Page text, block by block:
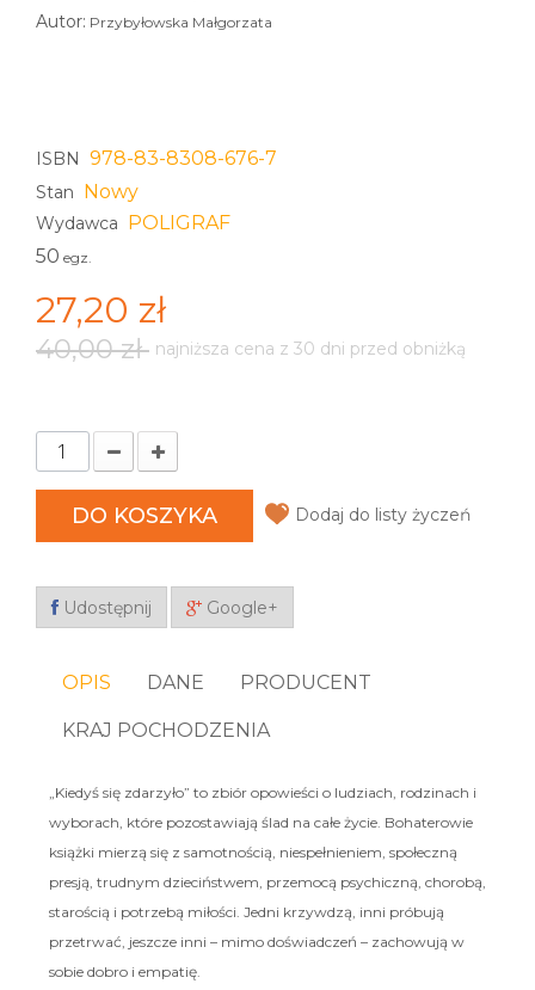
Autor: Przybyłowska Małgorzata
ISBN 978-83-8308-676-7
Stan Nowy
Wydawca POLIGRAF
50 egz.
27,20 zł
40,00 zł najniższa cena z 30 dni przed obniżką
DO KOSZYKA Dodaj do listy życzeń
Udostępnij Google+
OPIS DANE PRODUCENT
KRAJ POCHODZENIA
„Kiedyś się zdarzyło” to zbiór opowieści o ludziach, rodzinach i
wyborach, które pozostawiają ślad na całe życie. Bohaterowie
książki mierzą się z samotnością, niespełnieniem, społeczną
presją, trudnym dzieciństwem, przemocą psychiczną, chorobą,
starością i potrzebą miłości. Jedni krzywdzą, inni próbują
przetrwać, jeszcze inni – mimo doświadczeń – zachowują w
sobie dobro i empatię.